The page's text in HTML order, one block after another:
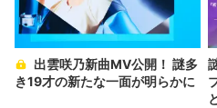
き19才の新たな一面が明らかに